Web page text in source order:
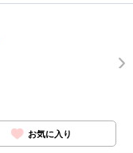
お気に入り